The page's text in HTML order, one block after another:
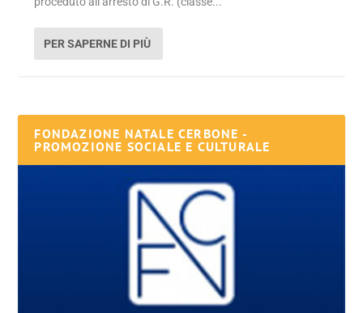
PER SAPERNE DI PIÙ
FONDAZIONE NATALE CERBONE -
PROMOZIONE SOCIALE E CULTURALE